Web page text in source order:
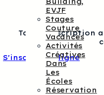
EVJF
Stages
Couture
Vacances
Activités
Créatives
Dans
Les
Écoles
Réservation
Tarif : Inscription au
S'inscrire en ligne